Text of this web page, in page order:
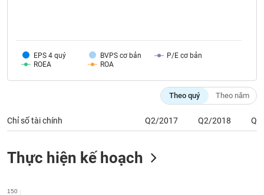
EPS 4 quý BVPS cơ bản
P/E cơ bản
ROEA
ROA
Theo quý Theo năm
Chỉ số tài chính Q2/2017 Q2/2018
Thực hiện kế hoạch
150
Thuật
(-)
Dịch
vụ